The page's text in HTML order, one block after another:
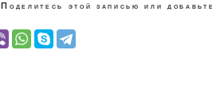
Поделитесь этой записью или